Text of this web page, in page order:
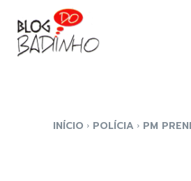
INÍCIO POLÍCIA PM